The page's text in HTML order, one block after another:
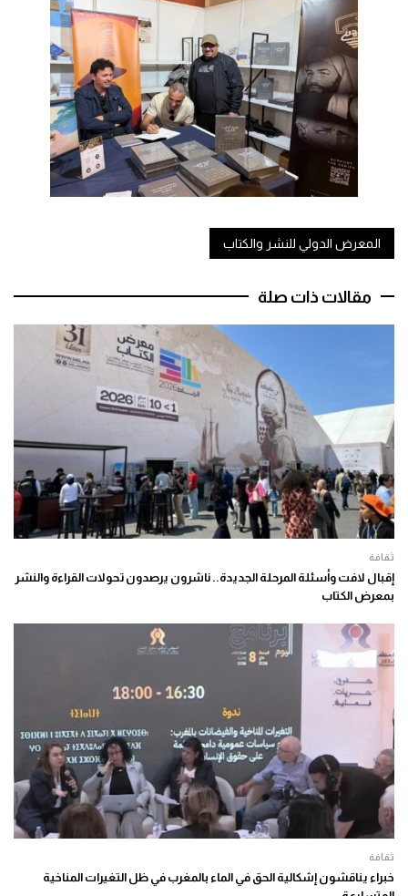
المعرض الدولي للنشر والكتاب
مقالات ذات صلة
ثقافة
إقبال لافت وأسئلة المرحلة الجديدة.. ناشرون يرصدون تحولات القراءة والنشر
بمعرض الكتاب
ثقافة
خبراء يناقشون إشكالية الحق في الماء بالمغرب في ظل التغيرات المناخية